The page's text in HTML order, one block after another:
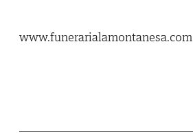
www.funerarialamontanesa.com